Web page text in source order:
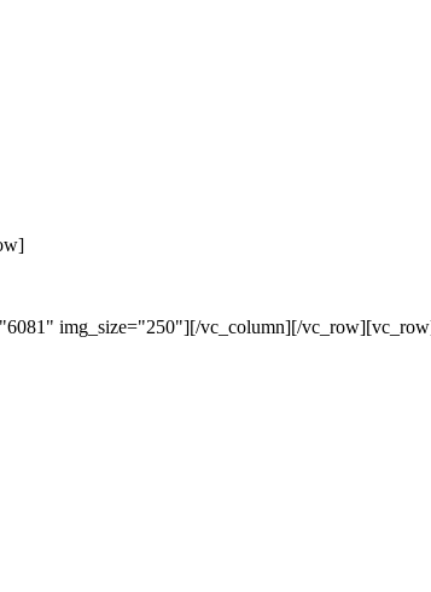
img_size="250"][/vc_column][/